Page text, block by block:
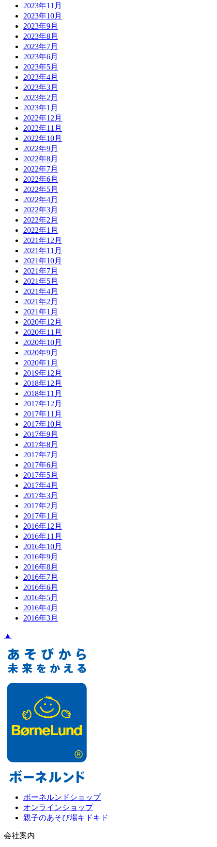
2023年11月
2023年10月
2023年9月
2023年8月
2023年7月
2023年6月
2023年5月
2023年4月
2023年3月
2023年2月
2023年1月
2022年12月
2022年11月
2022年10月
2022年9月
2022年8月
2022年7月
2022年6月
2022年5月
2022年4月
2022年3月
2022年2月
2022年1月
2021年12月
2021年11月
2021年10月
2021年7月
2021年5月
2021年4月
2021年2月
2021年1月
2020年12月
2020年11月
2020年10月
2020年9月
2020年1月
2019年12月
2018年12月
2018年11月
2017年12月
2017年11月
2017年10月
2017年9月
2017年8月
2017年7月
2017年6月
2017年5月
2017年4月
2017年3月
2017年2月
2017年1月
2016年12月
2016年11月
2016年10月
2016年9月
2016年8月
2016年7月
2016年6月
2016年5月
2016年4月
2016年3月
▲
ボーネルンドショップ
オンラインショップ
親子のあそび場キドキド
会社案内